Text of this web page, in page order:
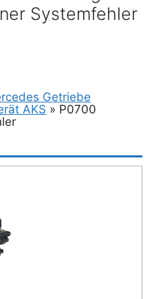
Systemfehler
Getriebe
AKS » P0700